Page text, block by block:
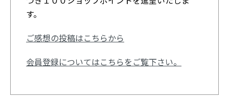
す。
ご感想の投稿はこちらから
会員登録についてはこちらをご覧下さい。